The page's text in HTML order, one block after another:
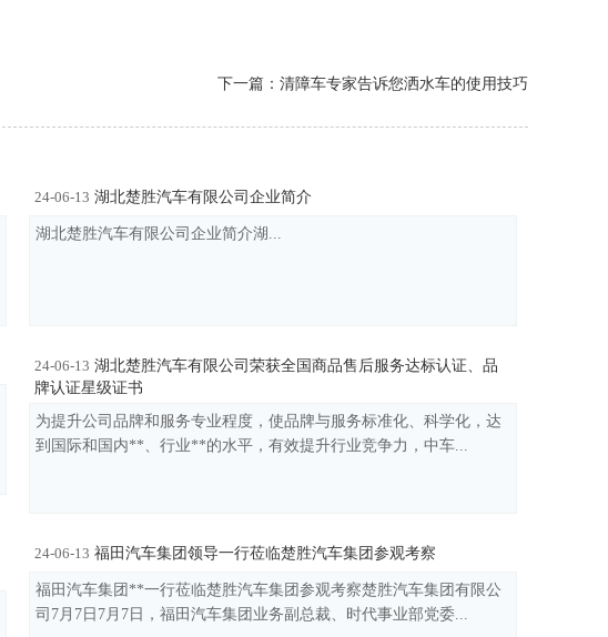
下一篇：清障车专家告诉您洒水车的使用技巧
24-06-13 湖北楚胜汽车有限公司企业简介
湖北楚胜汽车有限公司企业简介湖...
24-06-13 湖北楚胜汽车有限公司荣获全国商品售后服务达标认证、品
牌认证星级证书
为提升公司品牌和服务专业程度，使品牌与服务标准化、科学化，达
到国际和国内**、行业**的水平，有效提升行业竞争力，中车...
24-06-13 福田汽车集团领导一行莅临楚胜汽车集团参观考察
福田汽车集团**一行莅临楚胜汽车集团参观考察楚胜汽车集团有限公
司7月7日7月7日，福田汽车集团业务副总裁、时代事业部党委...